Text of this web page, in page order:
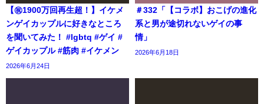
【㊗️1900万回再生超！】イケメ
ンゲイカップルに好きなところ
を聞いてみた！ #lgbtq #ゲイ #
ゲイカップル #筋肉 #イケメン
2026年6月24日
＃332「【コラボ】おこげの進化
系と男が途切れないゲイの事
情」
2026年6月18日